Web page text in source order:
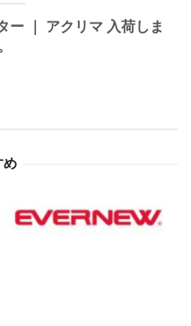
ー ｜ アクリマ 入荷しま
め